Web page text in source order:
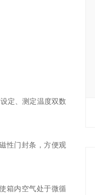
定、测定温度双数
性门封条，方便观
箱内空气处于微循